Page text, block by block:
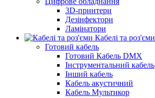
3D-принтери
Дезінфектори
Ламінатори
Кабелі та роз'єми
Готовий кабель
Готовий Кабель DMX
Інструментальний кабель
Інший кабель
Кабель акустичний
Кабель Мультикор